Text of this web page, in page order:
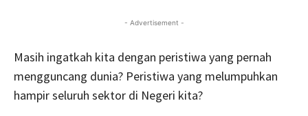
- Advertisement -
Masih ingatkah kita dengan peristiwa yang pernah
mengguncang dunia? Peristiwa yang melumpuhkan
hampir seluruh sektor di Negeri kita?